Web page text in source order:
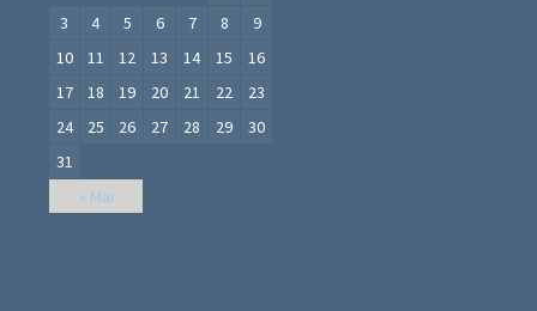
« Mai
3
4 5 6 7 8
9
10
11 12 13 14 15
16
17
18 19 20 21 22
23
24
25 26 27 28 29
30
31